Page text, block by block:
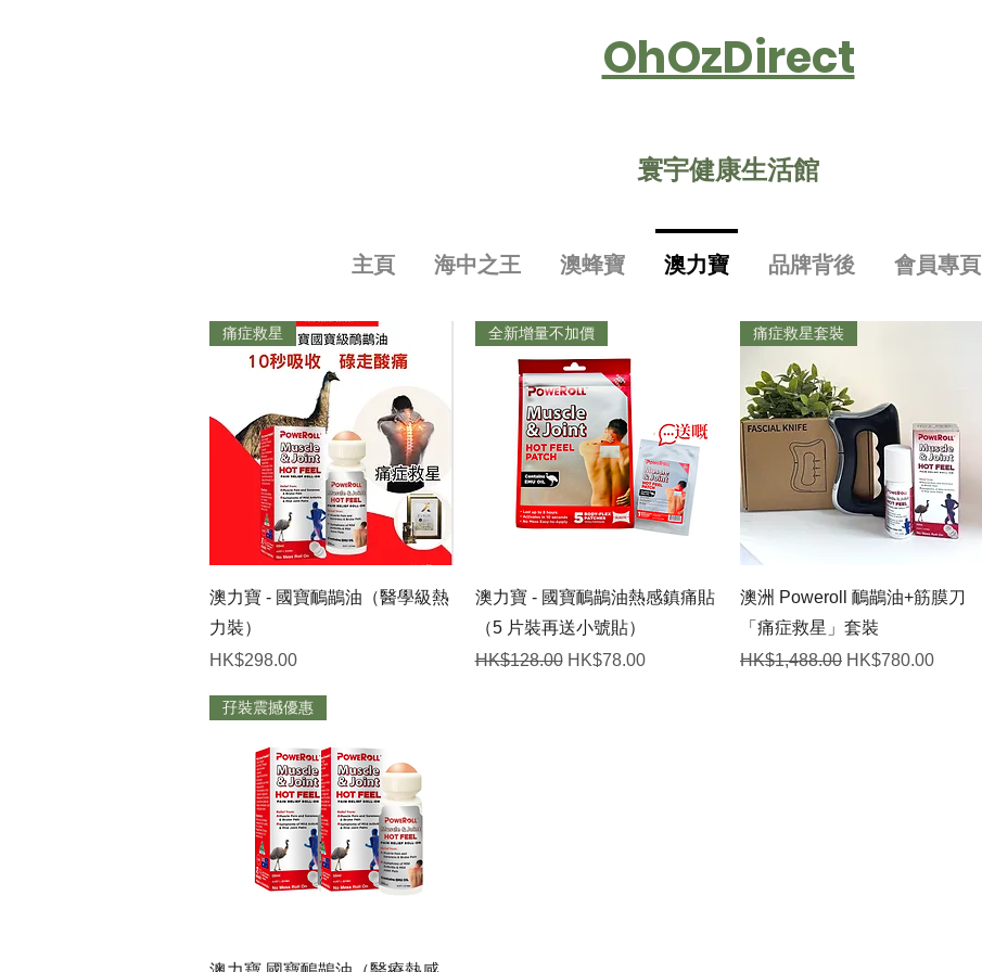
OhOzDirect
寰宇健康生活館
主頁 海中之王 澳蜂寶 澳力寶 品牌背後 會員專頁
快速瀏覽
痛症救星
澳力寶 - 國寶鴯鶓油（醫學級熱
力裝）
價格
HK$298.00
快速瀏覽
全新增量不加價
澳力寶 - 國寶鴯鶓油熱感鎮痛貼
（5 片裝再送小號貼）
一般價格
HK$128.00 促銷價格
HK$78.00
快速瀏覽
痛症救星套裝
澳洲 Poweroll 鴯鶓油+筋膜刀
「痛症救星」套裝
一般價格
HK$1,488.00 促銷價格
HK$780.00
快速瀏覽
孖裝震撼優惠